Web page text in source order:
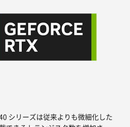
シリーズは従来よりも微細化した